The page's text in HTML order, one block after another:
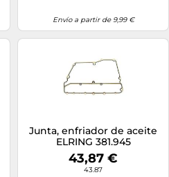
Envío a partir de 9,99 €
Junta, enfriador de aceite
ELRING 381.945
43,87 €
43.87